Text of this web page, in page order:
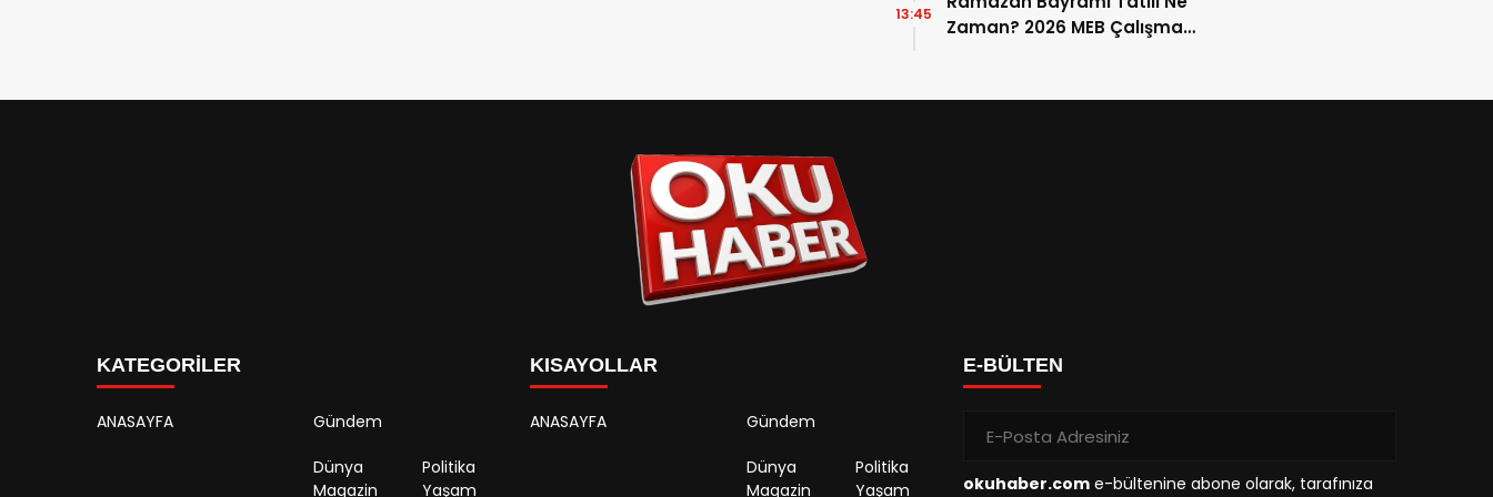
Zaman? 2026 MEB Çalışma
13:45
KATEGORİLER
ANASAYFA Gündem
Dünya
Politika
Magazin
Yaşam
KISAYOLLAR
ANASAYFA Gündem
Dünya
Politika
Magazin
Yaşam
E-BÜLTEN
okuhaber.com e-bültenine abone olarak, tarafınıza